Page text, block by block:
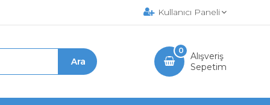
Kullanıcı Paneli
Alışveriş
Sepetim
0